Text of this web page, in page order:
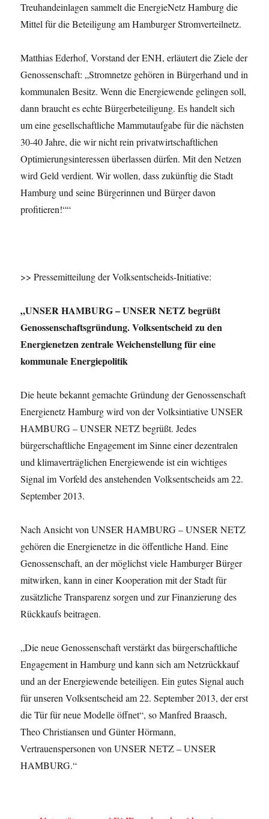
Treuhandeinlagen sammelt die EnergieNetz Hamburg die
Mittel für die Beteiligung am Hamburger Stromverteilnetz.
Matthias Ederhof, Vorstand der ENH, erläutert die Ziele der
Genossenschaft: „Stromnetze gehören in Bürgerhand und in
kommunalen Besitz. Wenn die Energiewende gelingen soll,
dann braucht es echte Bürgerbeteiligung. Es handelt sich
um eine gesellschaftliche Mammutaufgabe für die nächsten
30-40 Jahre, die wir nicht rein privatwirtschaftlichen
Optimierungsinteressen überlassen dürfen. Mit den Netzen
wird Geld verdient. Wir wollen, dass zukünftig die Stadt
Hamburg und seine Bürgerinnen und Bürger davon
profitieren!““
>> Pressemitteilung der Volksentscheids-Initiative:
„UNSER HAMBURG – UNSER NETZ begrüßt
Genossenschaftsgründung. Volksentscheid zu den
Energienetzen zentrale Weichenstellung für eine
kommunale Energiepolitik
Die heute bekannt gemachte Gründung der Genossenschaft
Energienetz Hamburg wird von der Volksintiative UNSER
HAMBURG – UNSER NETZ begrüßt. Jedes
bürgerschaftliche Engagement im Sinne einer dezentralen
und klimaverträglichen Energiewende ist ein wichtiges
Signal im Vorfeld des anstehenden Volksentscheids am 22.
September 2013.
Nach Ansicht von UNSER HAMBURG – UNSER NETZ
gehören die Energienetze in die öffentliche Hand. Eine
Genossenschaft, an der möglichst viele Hamburger Bürger
mitwirken, kann in einer Kooperation mit der Stadt für
zusätzliche Transparenz sorgen und zur Finanzierung des
Rückkaufs beitragen.
„Die neue Genossenschaft verstärkt das bürgerschaftliche
Engagement in Hamburg und kann sich am Netzrückkauf
und an der Energiewende beteiligen. Ein gutes Signal auch
für unseren Volksentscheid am 22. September 2013, der erst
die Tür für neue Modelle öffnet“, so Manfred Braasch,
Theo Christiansen und Günter Hörmann,
Vertrauenspersonen von UNSER NETZ – UNSER
HAMBURG.“